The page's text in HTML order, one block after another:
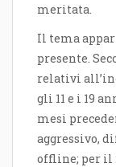
meritata.
Il tema
presente.
relativi
gli 11 e i 19
mesi
aggressivo,
offline; per il